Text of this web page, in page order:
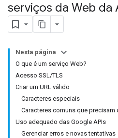
serviços da Web da
Nesta página
O que é um serviço Web?
Acesso SSL/TLS
Criar um URL válido
Caracteres especiais
Caracteres comuns que precisam
Uso adequado das Google APIs
Gerenciar erros e novas tentativas